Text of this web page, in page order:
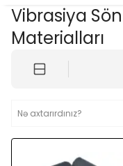
Vibrasiya
Materialları